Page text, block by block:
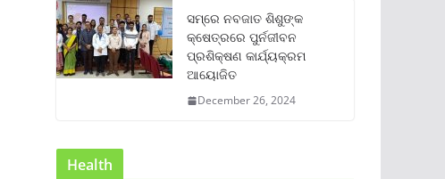
ସମ୍‌ରେ ନବଜାତ ଶିଶୁଙ୍କ
କ୍ଷେତ୍ରରେ ପୁର୍ନଜୀବନ
ପ୍ରଶିକ୍ଷଣ କାର୍ଯ୍ୟକ୍ରମ
ଆୟୋଜିତ
December 26, 2024
Health